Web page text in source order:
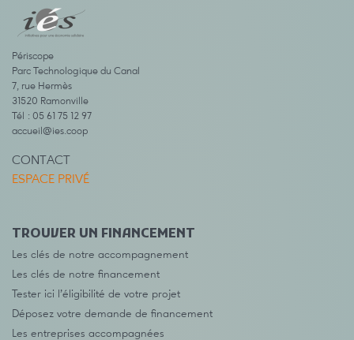
Périscope
Parc Technologique du Canal
7, rue Hermès
31520 Ramonville
Tél : 05 61 75 12 97
accueil@ies.coop
CONTACT
ESPACE PRIVÉ
TROUVER UN FINANCEMENT
Les clés de notre accompagnement
Les clés de notre financement
Tester ici l’éligibilité de votre projet
Déposez votre demande de financement
Les entreprises accompagnées